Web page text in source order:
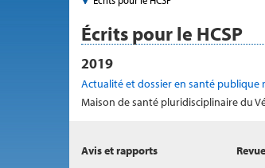
Écrits pour le HCSP
2019
Actualité et dossier en santé publique
Maison de santé pluridisciplinaire du
Avis et rapports Revue